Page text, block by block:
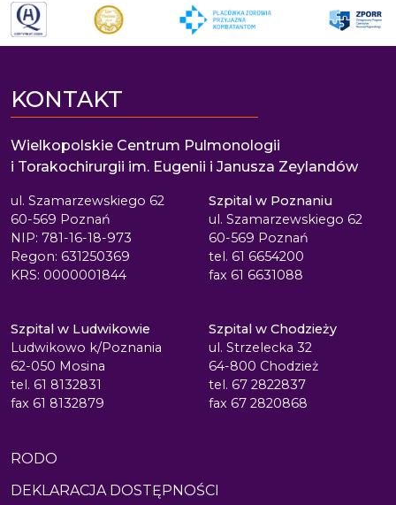
KONTAKT
Wielkopolskie Centrum Pulmonologii
i Torakochirurgii im. Eugenii i Janusza Zeylandów
ul. Szamarzewskiego 62
60-569 Poznań
NIP: 781-16-18-973
Regon: 631250369
KRS: 0000001844
Szpital w Poznaniu
ul. Szamarzewskiego 62
60-569 Poznań
tel. 61 6654200
fax 61 6631088
Szpital w Ludwikowie
Ludwikowo k/Poznania
62-050 Mosina
tel. 61 8132831
fax 61 8132879
Szpital w Chodzieży
ul. Strzelecka 32
64-800 Chodzież
tel. 67 2822837
fax 67 2820868
RODO
DEKLARACJA DOSTĘPNOŚCI